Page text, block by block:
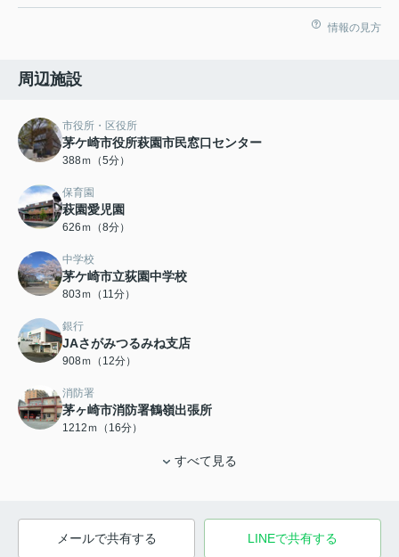
情報の見方
周辺施設
市役所・区役所
茅ケ崎市役所萩園市民窓口センター
388ｍ（5分）
保育園
萩園愛児園
626ｍ（8分）
中学校
茅ケ崎市立荻園中学校
803ｍ（11分）
銀行
JAさがみつるみね支店
908ｍ（12分）
消防署
茅ヶ崎市消防署鶴嶺出張所
1212ｍ（16分）
すべて見る
メールで共有する LINEで共有する